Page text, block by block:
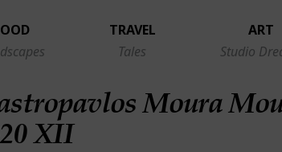
TRAVEL
Tales
ART
Studio
Moura
XII